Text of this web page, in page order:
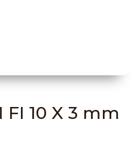
FI 10 X 3 mm